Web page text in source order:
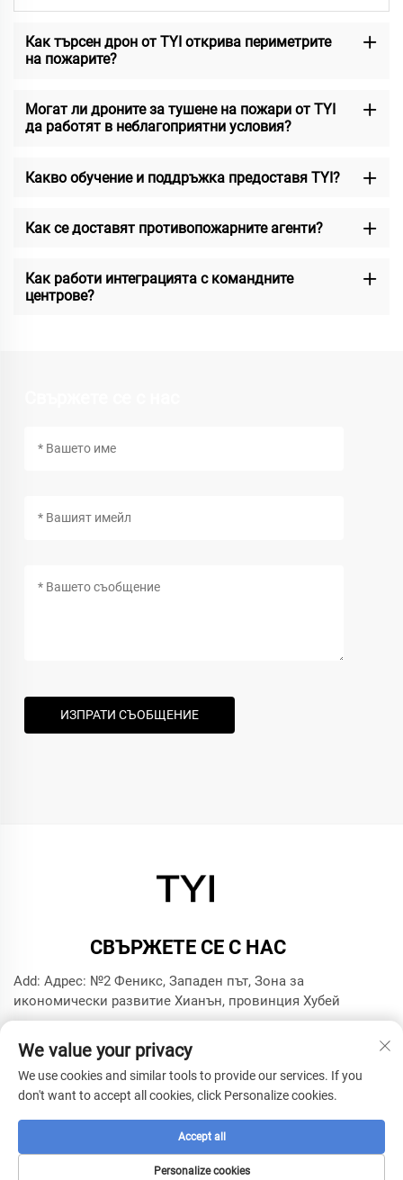
Как търсен дрон от TYI открива периметрите
на пожарите?
Могат ли дроните за тушене на пожари от TYI
да работят в неблагоприятни условия?
Какво обучение и поддръжка предоставя TYI?
Как се доставят противопожарните агенти?
Как работи интеграцията с командните
центрове?
ИЗПРАТИ СЪОБЩЕНИЕ
СВЪРЖЕТЕ СЕ С НАС
Add: Адрес: №2 Феникс, Западен път, Зона за
икономически развитие Хианън, провинция Хубей
Имейл:[email protected]
Авторско право © 2025 от фирма за моделна технология
Политика за поверителност
We value your privacy
We use cookies and similar tools to provide our services. If you
don't want to accept all cookies, click Personalize cookies.
Personalize cookies
Accept all